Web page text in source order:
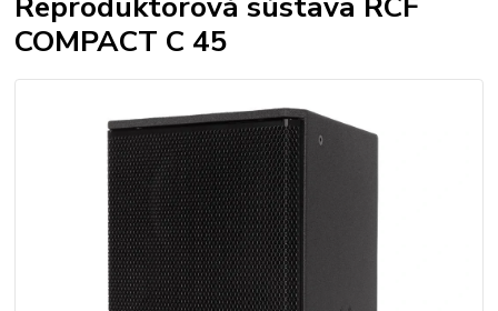
COMPACT C 45